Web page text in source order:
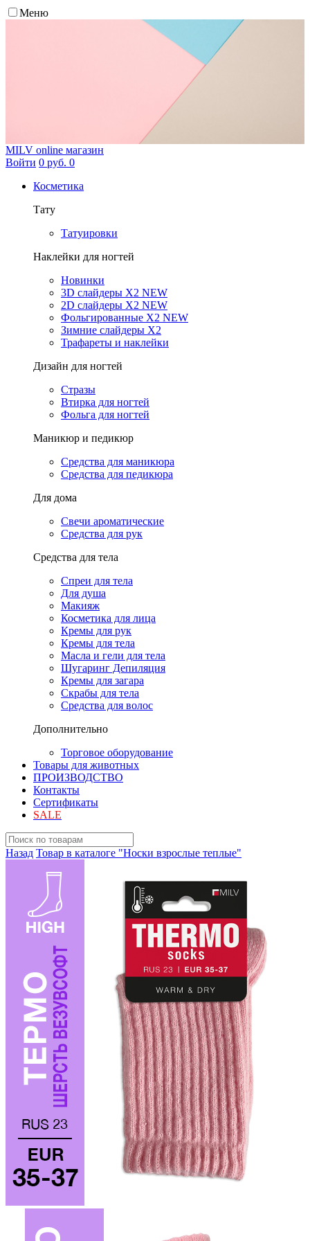
Меню
MILV online магазин
Войти 0 руб. 0
Косметика
Тату
Татуировки
Наклейки для ногтей
Новинки
3D слайдеры X2 NEW
2D слайдеры X2 NEW
Фольгированные X2 NEW
Зимние слайдеры Х2
Трафареты и наклейки
Дизайн для ногтей
Стразы
Втирка для ногтей
Фольга для ногтей
Маникюр и педикюр
Средства для маникюра
Средства для педикюра
Для дома
Свечи ароматические
Средства для рук
Средства для тела
Спреи для тела
Для душа
Макияж
Косметика для лица
Кремы для рук
Кремы для тела
Масла и гели для тела
Шугаринг Депиляция
Кремы для загара
Скрабы для тела
Средства для волос
Дополнительно
Торговое оборудование
Товары для животных
ПРОИЗВОДСТВО
Контакты
Сертификаты
SALE
Назад Товар в каталоге "Носки взрослые теплые"